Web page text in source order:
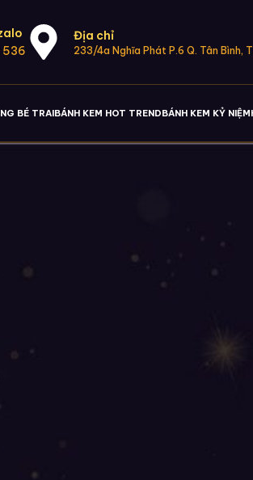
536
Địa chỉ
233/4a Nghĩa Phát P.6 Q. Tân Bình,
BÉ TRAIBÁNH KEM HOT TRENDBÁNH KEM KỶ NIỆM